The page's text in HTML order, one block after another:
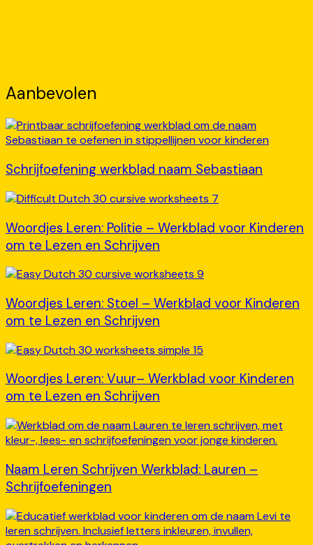
Aanbevolen
Schrijfoefening werkblad naam Sebastiaan
Woordjes Leren: Politie – Werkblad voor Kinderen
om te Lezen en Schrijven
Woordjes Leren: Stoel – Werkblad voor Kinderen
om te Lezen en Schrijven
Woordjes Leren: Vuur– Werkblad voor Kinderen
om te Lezen en Schrijven
Naam Leren Schrijven Werkblad: Lauren –
Schrijfoefeningen